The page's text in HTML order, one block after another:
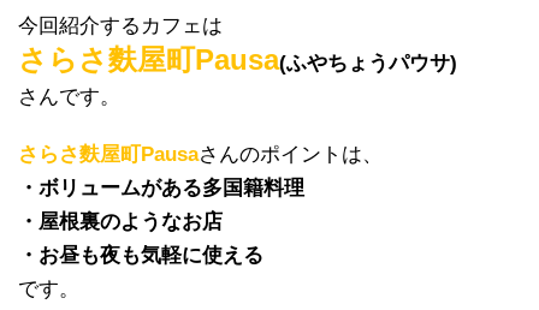
今回紹介するカフェは
さらさ麩屋町Pausa(ふやちょうパウサ)
さんです。
さらさ麩屋町Pausaさんのポイントは、
・ボリュームがある多国籍料理
・屋根裏のようなお店
・お昼も夜も気軽に使える
です。